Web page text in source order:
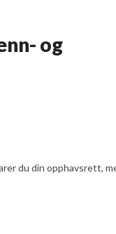
og
du din opphavsrett,